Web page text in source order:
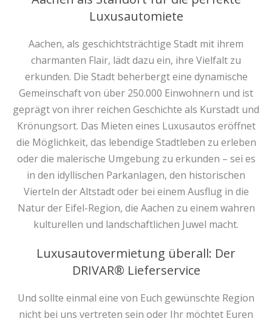
Luxusautomiete
Aachen, als geschichtsträchtige Stadt mit ihrem
charmanten Flair, lädt dazu ein, ihre Vielfalt zu
erkunden. Die Stadt beherbergt eine dynamische
Gemeinschaft von über 250.000 Einwohnern und ist
geprägt von ihrer reichen Geschichte als Kurstadt und
Krönungsort. Das Mieten eines Luxusautos eröffnet
die Möglichkeit, das lebendige Stadtleben zu erleben
oder die malerische Umgebung zu erkunden – sei es
in den idyllischen Parkanlagen, den historischen
Vierteln der Altstadt oder bei einem Ausflug in die
Natur der Eifel-Region, die Aachen zu einem wahren
kulturellen und landschaftlichen Juwel macht.
Luxusautovermietung überall: Der
DRIVAR® Lieferservice
Und sollte einmal eine von Euch gewünschte Region
nicht bei uns vertreten sein oder Ihr möchtet Euren